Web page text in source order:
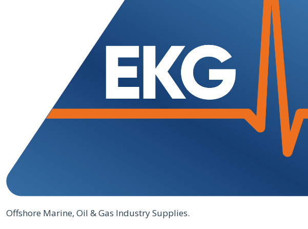
Offshore Marine, Oil & Gas Industry Supplies.